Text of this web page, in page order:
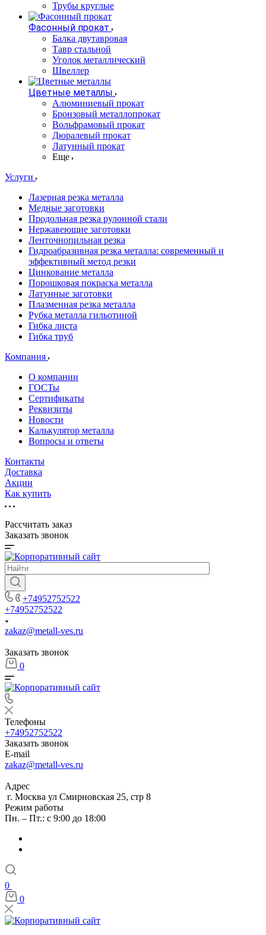
Трубы круглые
Фасонный прокат
Балка двутавровая
Тавр стальной
Уголок металлический
Швеллер
Цветные металлы
Алюминиевый прокат
Бронзовый металлопрокат
Вольфрамовый прокат
Дюралевый прокат
Латунный прокат
Еще
Услуги
Лазерная резка металла
Медные заготовки
Продольная резка рулонной стали
Нержавеющие заготовки
Ленточнопильная резка
Гидроабразивная резка металла: современный и
эффективный метод резки
Цинкование металла
Порошковая покраска металла
Латунные заготовки
Плазменная резка металла
Рубка металла гильотиной
Гибка листа
Гибка труб
Компания
О компании
ГОСТы
Сертификаты
Реквизиты
Новости
Калькулятор металла
Вопросы и ответы
Контакты
Доставка
Акции
Как купить
Рассчитать заказ
Заказать звонок
+74952752522
+74952752522
zakaz@metall-ves.ru
Заказать звонок
0
Телефоны
+74952752522
Заказать звонок
E-mail
zakaz@metall-ves.ru
Адрес
г. Москва ул Смирновская 25, стр 8
Режим работы
Пн. – Пт.: с 9:00 до 18:00
0
0